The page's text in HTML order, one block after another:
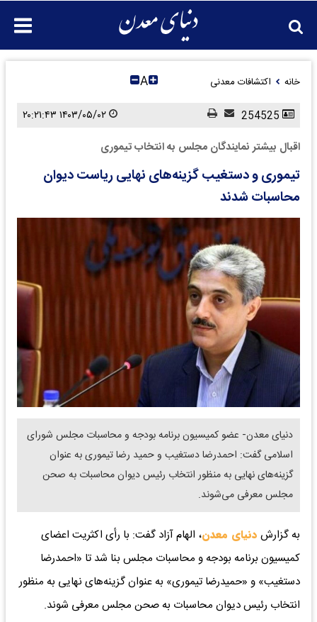
خانه اکتشافات معدنی A
اقبال بیشتر نمایندگان مجلس به انتخاب تیموری
تیموری و دستغیب گزینه‌های نهایی ریاست دیوان
محاسبات شدند
دنیای معدن- عضو کمیسیون برنامه بودجه و محاسبات مجلس شورای
اسلامی گفت: احمدرضا دستغیب و حمید رضا تیموری به عنوان
گزینه‌های نهایی به منظور انتخاب رئیس دیوان محاسبات به صحن
مجلس معرفی می‌شوند.
به گزارش دنیای معدن، الهام آزاد گفت: با رأی اکثریت اعضای
کمیسیون برنامه بودجه و محاسبات مجلس بنا شد تا «احمدرضا
دستغیب» و «حمیدرضا تیموری» به عنوان گزینه‌های نهایی به منظور
انتخاب رئیس دیوان محاسبات به صحن مجلس معرفی شوند.